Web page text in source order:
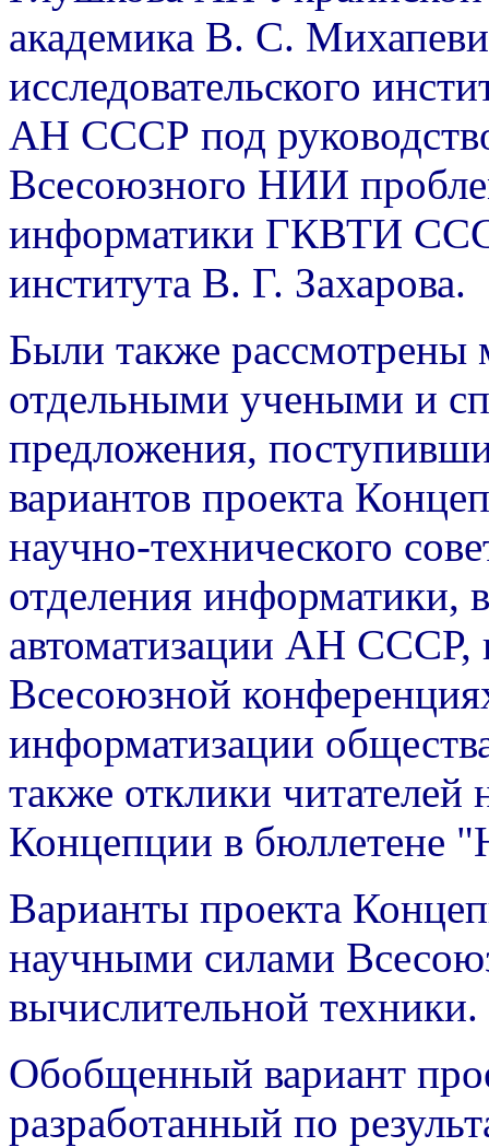
академика В. С.
исследовательского
АН СССР под
Всесоюзного НИИ
информатики ГКВТИ
института В. Г. Захарова.
Были также рассмотрены
отдельными учеными и
предложения,
вариантов проекта
научно-технического
отделения информатики,
автоматизации АН
Всесоюзной
информатизации
также отклики
Концепции в бюллетене
Варианты проекта
научными силами
вычислительной техники.
Обобщенный вариант
разработанный по